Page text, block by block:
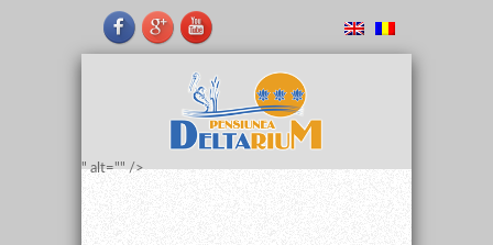
" alt="" />